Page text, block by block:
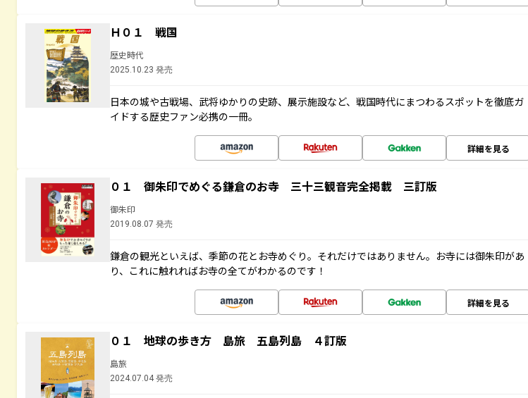
Ｈ０１ 戦国
歴史時代
2025.10.23 発売
日本の城や古戦場、武将ゆかりの史跡、展示施設など、戦国時代にまつわるスポットを徹底ガ
イドする歴史ファン必携の一冊。
詳細を見る
０１ 御朱印でめぐる鎌倉のお寺 三十三観音完全掲載 三訂版
御朱印
2019.08.07 発売
鎌倉の観光といえば、季節の花とお寺めぐり。それだけではありません。お寺には御朱印があ
り、これに触れればお寺の全てがわかるのです！
詳細を見る
０１ 地球の歩き方 島旅 五島列島 ４訂版
島旅
2024.07.04 発売